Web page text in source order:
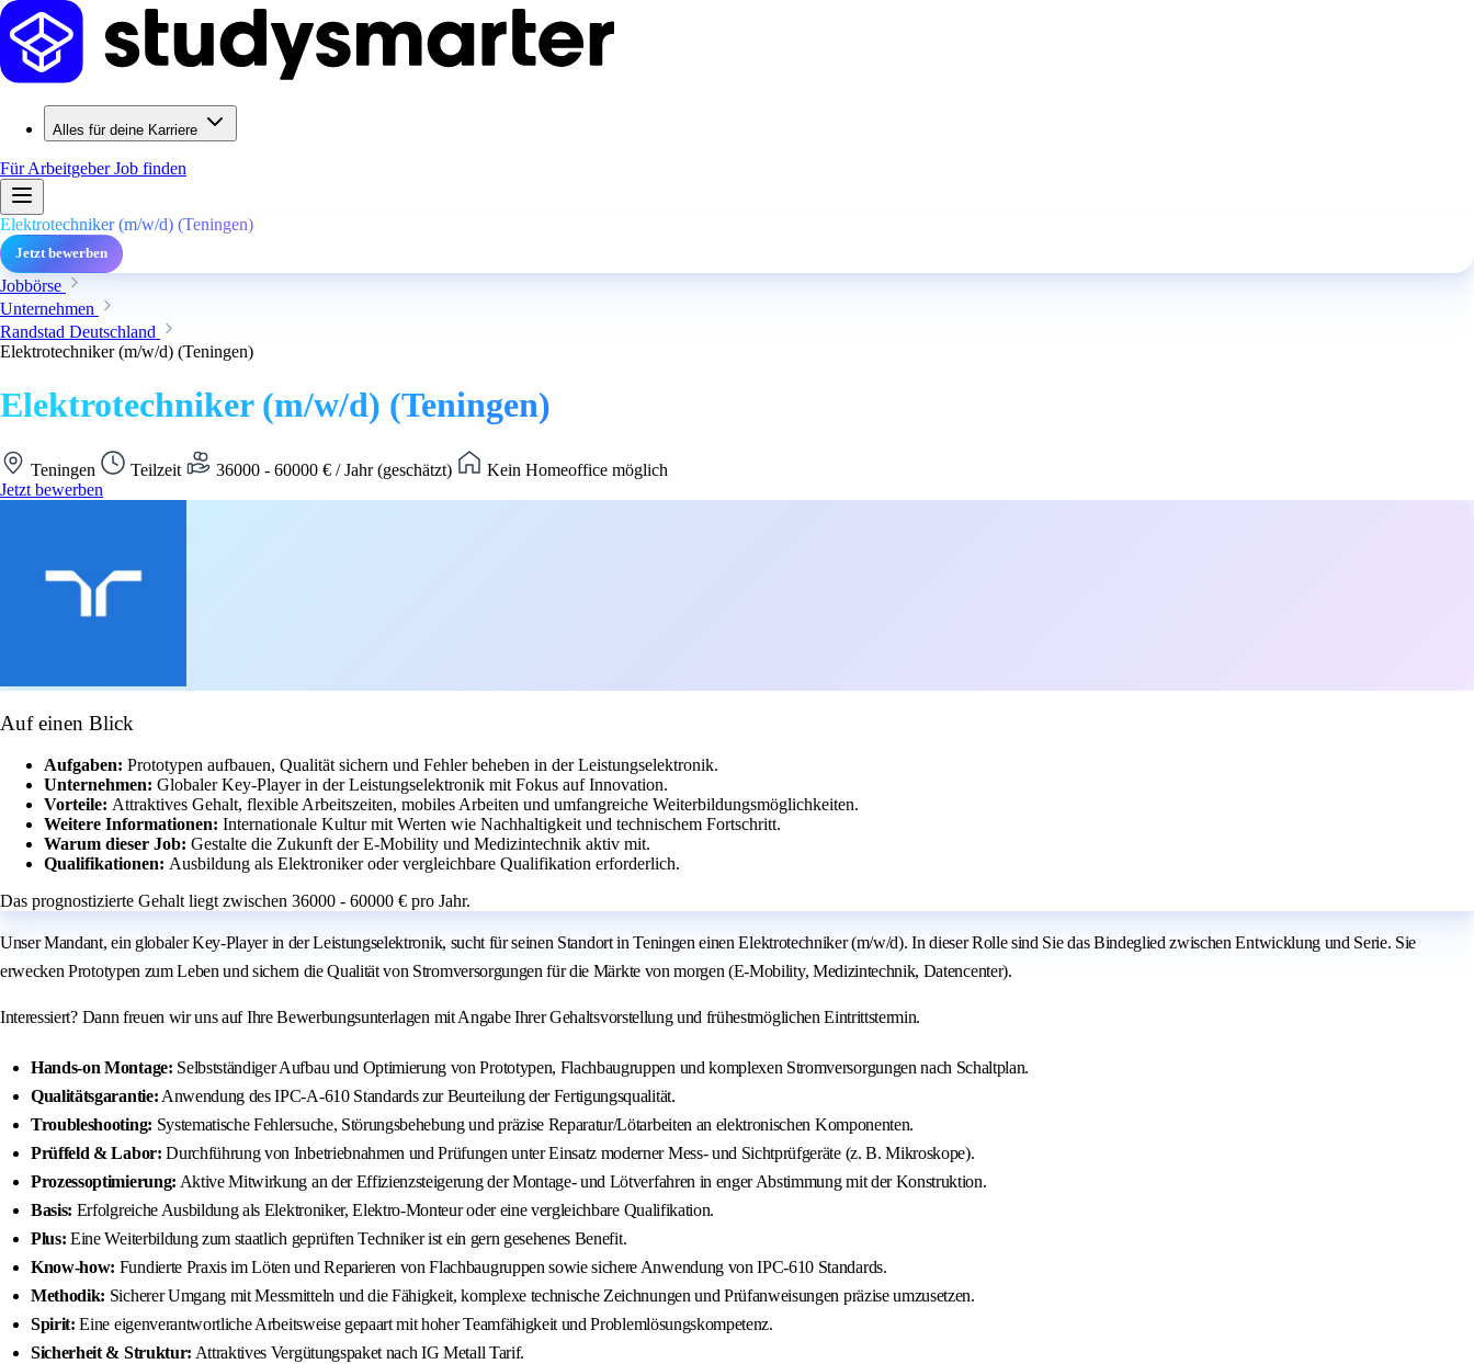
Alles für deine Karriere
Für ArbeitgeberJob finden
Elektrotechniker (m/w/d) (Teningen)
Jetzt bewerben
Jobbörse
Unternehmen
Randstad Deutschland
Elektrotechniker (m/w/d) (Teningen)
Elektrotechniker (m/w/d) (Teningen)
Teningen Teilzeit 36000 - 60000 € / Jahr (geschätzt)
Kein Homeoffice möglich
Jetzt bewerben
Auf einen Blick
Aufgaben: Prototypen aufbauen, Qualität sichern und Fehler beheben in der Leistungselektronik.
Unternehmen: Globaler Key-Player in der Leistungselektronik mit Fokus auf Innovation.
Vorteile: Attraktives Gehalt, flexible Arbeitszeiten, mobiles Arbeiten und umfangreiche Weiterbildungsmöglichkeiten.
Weitere Informationen: Internationale Kultur mit Werten wie Nachhaltigkeit und technischem Fortschritt.
Warum dieser Job: Gestalte die Zukunft der E-Mobility und Medizintechnik aktiv mit.
Qualifikationen: Ausbildung als Elektroniker oder vergleichbare Qualifikation erforderlich.
Das prognostizierte Gehalt liegt zwischen 36000 - 60000 € pro Jahr.
Unser Mandant, ein globaler Key-Player in der Leistungselektronik, sucht für seinen Standort in Teningen einen Elektrotechniker (m/w/d). In dieser Rolle sind Sie das Bindeglied zwischen Entwicklung und Serie. Sie
erwecken Prototypen zum Leben und sichern die Qualität von Stromversorgungen für die Märkte von morgen (E-Mobility, Medizintechnik, Datencenter).
Interessiert? Dann freuen wir uns auf Ihre Bewerbungsunterlagen mit Angabe Ihrer Gehaltsvorstellung und frühestmöglichen Eintrittstermin.
Hands-on Montage: Selbstständiger Aufbau und Optimierung von Prototypen, Flachbaugruppen und komplexen Stromversorgungen nach Schaltplan.
Qualitätsgarantie: Anwendung des IPC-A-610 Standards zur Beurteilung der Fertigungsqualität.
Troubleshooting: Systematische Fehlersuche, Störungsbehebung und präzise Reparatur/Lötarbeiten an elektronischen Komponenten.
Prüffeld & Labor: Durchführung von Inbetriebnahmen und Prüfungen unter Einsatz moderner Mess- und Sichtprüfgeräte (z. B. Mikroskope).
Prozessoptimierung: Aktive Mitwirkung an der Effizienzsteigerung der Montage- und Lötverfahren in enger Abstimmung mit der Konstruktion.
Basis: Erfolgreiche Ausbildung als Elektroniker, Elektro-Monteur oder eine vergleichbare Qualifikation.
Plus: Eine Weiterbildung zum staatlich geprüften Techniker ist ein gern gesehenes Benefit.
Know-how: Fundierte Praxis im Löten und Reparieren von Flachbaugruppen sowie sichere Anwendung von IPC-610 Standards.
Methodik: Sicherer Umgang mit Messmitteln und die Fähigkeit, komplexe technische Zeichnungen und Prüfanweisungen präzise umzusetzen.
Spirit: Eine eigenverantwortliche Arbeitsweise gepaart mit hoher Teamfähigkeit und Problemlösungskompetenz.
Sicherheit & Struktur: Attraktives Vergütungspaket nach IG Metall Tarif.